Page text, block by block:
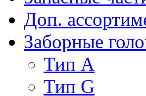
Доп.
Заборные
Тип А
Тип G